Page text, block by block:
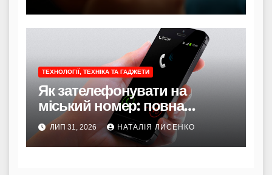
ТЕХНОЛОГІЇ, ТЕХНІКА ТА ГАДЖЕТИ
Як зателефонувати на
міський номер: повна
інструкція 2026 року
ЛИП 31, 2026 НАТАЛІЯ ЛИСЕНКО